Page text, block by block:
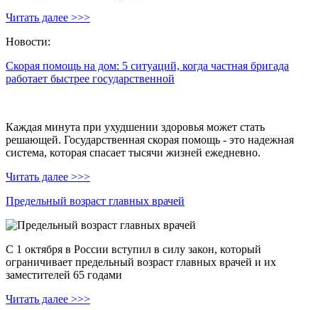
Читать далее >>>
Новости:
Скорая помощь на дом: 5 ситуаций, когда частная бригада
работает быстрее государственной
Каждая минута при ухудшении здоровья может стать
решающей. Государственная скорая помощь - это надежная
система, которая спасает тысячи жизней ежедневно.
Читать далее >>>
Предельный возраст главных врачей
С 1 октября в России вступил в силу закон, который
ограничивает предельный возраст главных врачей и их
заместителей 65 годами
Читать далее >>>